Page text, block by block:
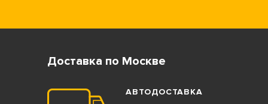
Доставка по Москве
АВТОДОСТАВКА